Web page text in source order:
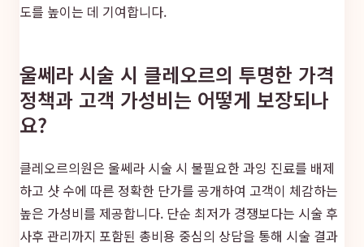
도를 높이는 데 기여합니다.
울쎄라 시술 시 클레오르의 투명한 가격
정책과 고객 가성비는 어떻게 보장되나
요?
클레오르의원은 울쎄라 시술 시 불필요한 과잉 진료를 배제
하고 샷 수에 따른 정확한 단가를 공개하여 고객이 체감하는
높은 가성비를 제공합니다. 단순 최저가 경쟁보다는 시술 후
사후 관리까지 포함된 총비용 중심의 상담을 통해 시술 결과